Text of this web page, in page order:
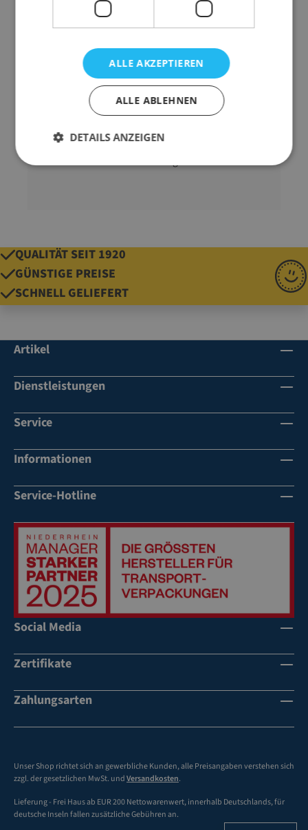
Anwendungsbereic Heben
Ausführung
Endlosschlingen
gelb
WLL
1-fach
QUALITÄT SEIT 1920
GÜNSTIGE PREISE
SCHNELL GELIEFERT
Artikel
Dienstleistungen
Service
Informationen
Service-Hotline
Social Media
Zertifikate
Zahlungsarten
Unser Shop richtet sich an gewerbliche Kunden, alle Preisangaben verstehen sich
zzgl. der gesetzlichen MwSt. undVersandkosten.
Lieferung - Frei Haus ab EUR 200 Nettowarenwert, innerhalb Deutschlands, für
deutsche Inseln fallen zusätzliche Gebühren an.
ALLE AKZEPTIEREN
ALLE ABLEHNEN
DETAILS ANZEIGEN